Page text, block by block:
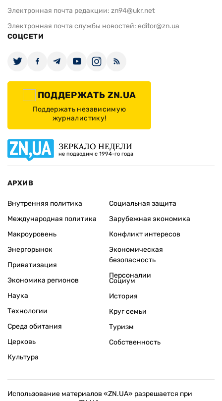
Электронная почта редакции: zn94@ukr.net
Электронная почта службы новостей: editor@zn.ua
СОЦСЕТИ
ПОДДЕРЖАТЬ ZN.UA
Поддержать независимую
журналистику!
ЗЕРКАЛО НЕДЕЛИ
не подводим с 1994-го года
АРХИВ
Внутренняя политика
Международная политика
Макроуровень
Энергорынок
Приватизация
Экономика регионов
Социальная защита
Зарубежная экономика
Конфликт интересов
Экономическая
безопасность
Персоналии
Наука
Технологии
Среда обитания
Церковь
Культура
Социум
История
Круг семьи
Туризм
Собственность
Использование материалов «ZN.UA» разрешается при